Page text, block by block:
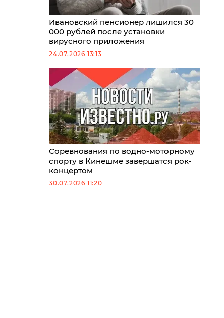
Ивановский пенсионер лишился 30
000 рублей после установки
вирусного приложения
24.07.2026 13:13
Соревнования по водно-моторному
спорту в Кинешме завершатся рок-
концертом
30.07.2026 11:20